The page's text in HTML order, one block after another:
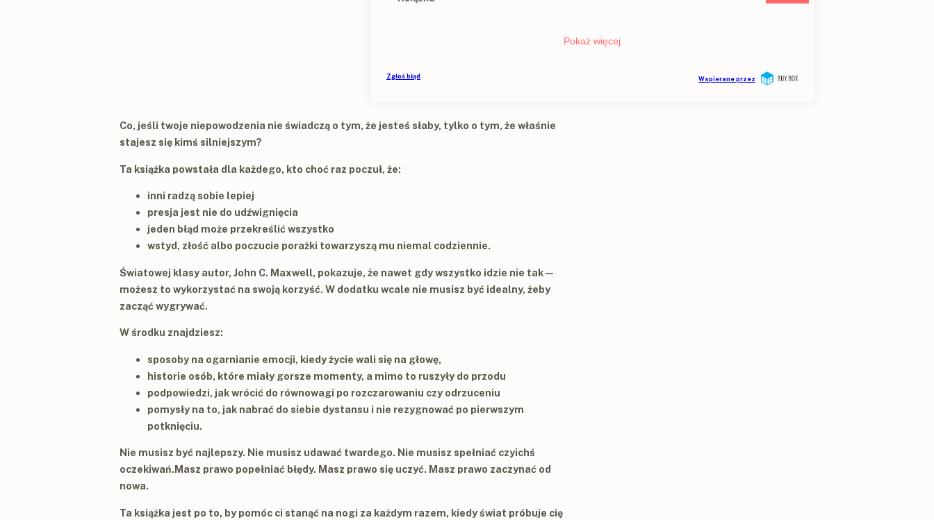
Co, jeśli twoje niepowodzenia nie świadczą o tym, że jesteś słaby, tylko o tym, że właśnie
stajesz się kimś silniejszym?
Ta książka powstała dla każdego, kto choć raz poczuł, że:
inni radzą sobie lepiej
presja jest nie do udźwignięcia
jeden błąd może przekreślić wszystko
wstyd, złość albo poczucie porażki towarzyszą mu niemal codziennie.
Światowej klasy autor, John C. Maxwell, pokazuje, że nawet gdy wszystko idzie nie tak —
możesz to wykorzystać na swoją korzyść. W dodatku wcale nie musisz być idealny, żeby
zacząć wygrywać.
W środku znajdziesz:
sposoby na ogarnianie emocji, kiedy życie wali się na głowę,
historie osób, które miały gorsze momenty, a mimo to ruszyły do przodu
podpowiedzi, jak wrócić do równowagi po rozczarowaniu czy odrzuceniu
pomysły na to, jak nabrać do siebie dystansu i nie rezygnować po pierwszym
potknięciu.
Nie musisz być najlepszy. Nie musisz udawać twardego. Nie musisz spełniać czyichś
oczekiwań.Masz prawo popełniać błędy. Masz prawo się uczyć. Masz prawo zaczynać od
nowa.
Ta książka jest po to, by pomóc ci stanąć na nogi za każdym razem, kiedy świat próbuje cię